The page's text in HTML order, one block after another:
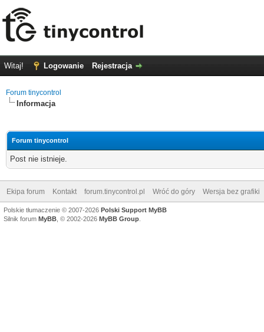
Witaj! Logowanie Rejestracja
Forum tinycontrol
Informacja
Forum tinycontrol
Post nie istnieje.
Ekipa forum Kontakt forum.tinycontrol.pl Wróć do góry Wersja bez grafiki
Polskie tłumaczenie © 2007-2026 Polski Support MyBB
Silnik forum MyBB , © 2002-2026 MyBB Group